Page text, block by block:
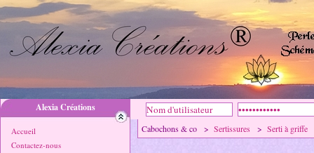
Alexia Créations
Accueil
Contactez-nous
Cabochons & co > Sertissures > Serti à griffe